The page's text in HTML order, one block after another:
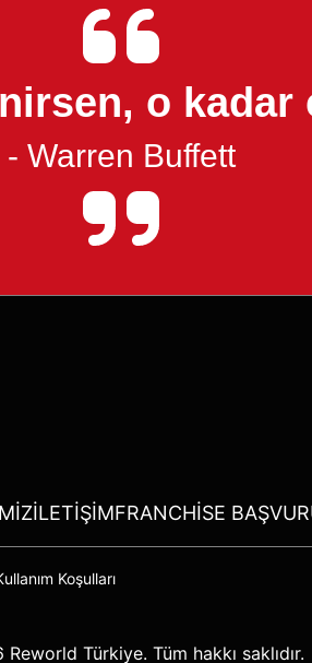
o kadar
- Warren Buffett
İLETIŞIMFRANCHISE
Koşulları
Türkiye. Tüm hakkı saklıdır.